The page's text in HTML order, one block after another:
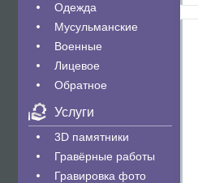
Одежда
Мусульманские
Военные
Лицевое
Обратное
Услуги
3D памятники
Гравëрные работы
Гравировка фото